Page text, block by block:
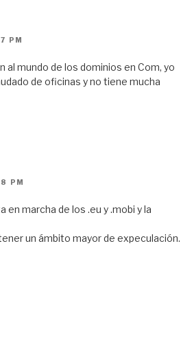
PM
al mundo de los dominios en Com, yo
de oficinas y no tiene mucha
PM
marcha de los .eu y .mobi y la
un ámbito mayor de expeculación.